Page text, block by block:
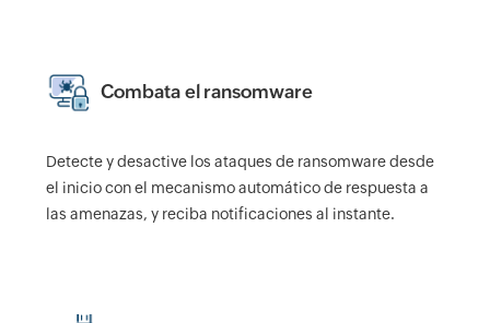
Combata el ransomware
Detecte y desactive los ataques de ransomware desde
el inicio con el mecanismo automático de respuesta a
las amenazas, y reciba notificaciones al instante.